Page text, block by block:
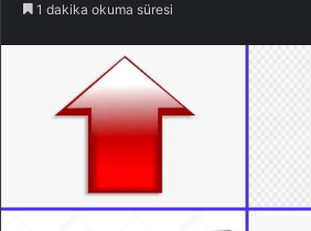
1 dakika okuma süresi